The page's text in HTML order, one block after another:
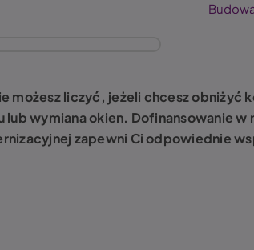
możesz liczyć, jeżeli chcesz obniżyć
wymiana okien. Dofinansowanie w
zapewni Ci odpowiednie